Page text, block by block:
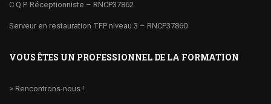
C.Q.P. Réceptionniste – RNCP37862
Serveur en restauration TFP niveau 3 – RNCP37860
VOUS ÊTES UN PROFESSIONNEL DE LA FORMATION
> Rencontrons-nous !